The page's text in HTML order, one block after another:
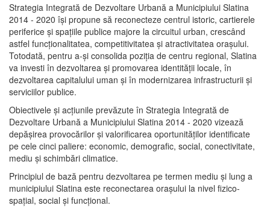
Strategia Integrată de Dezvoltare Urbană a Municipiului Slatina
2014 - 2020 își propune să reconecteze centrul istoric, cartierele
periferice şi spaţiile publice majore la circuitul urban, crescând
astfel funcţionalitatea, competitivitatea şi atractivitatea oraşului.
Totodată, pentru a-şi consolida poziţia de centru regional, Slatina
va investi în dezvoltarea şi promovarea identităţii locale, în
dezvoltarea capitalului uman şi în modernizarea infrastructurii şi
serviciilor publice.
Obiectivele şi acţiunile prevăzute în Strategia Integrată de
Dezvoltare Urbană a Municipiului Slatina 2014 - 2020 vizează
depășirea provocărilor şi valorificarea oportunităţilor identificate
pe cele cinci paliere: economic, demografic, social, conectivitate,
mediu şi schimbări climatice.
Principiul de bază pentru dezvoltarea pe termen mediu şi lung a
municipiului Slatina este reconectarea oraşului la nivel fizico-
spaţial, social şi funcţional.